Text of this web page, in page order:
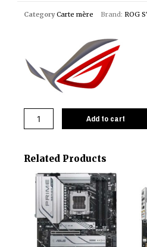
Category Carte mère Brand: ROG
Add to cart
Related Products